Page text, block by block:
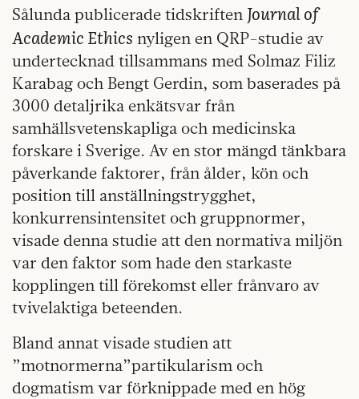
Sålunda publicerade tidskriften Journal of
Academic Ethics nyligen en QRP-studie av
undertecknad tillsammans med Solmaz Filiz
Karabag och Bengt Gerdin, som baserades på
3000 detaljrika enkätsvar från
samhällsvetenskapliga och medicinska
forskare i Sverige. Av en stor mängd tänkbara
påverkande faktorer, från ålder, kön och
position till anställningstrygghet,
konkurrensintensitet och gruppnormer,
visade denna studie att den normativa miljön
var den faktor som hade den starkaste
kopplingen till förekomst eller frånvaro av
tvivelaktiga beteenden.
Bland annat visade studien att
”motnormerna”partikularism och
dogmatism var förknippade med en hög